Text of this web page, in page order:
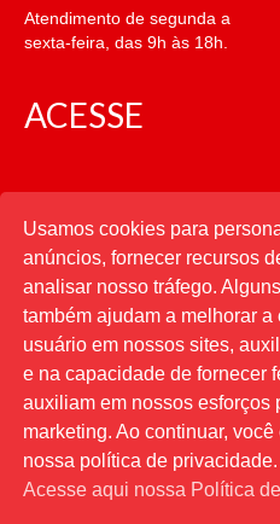
Atendimento de segunda a
sexta-feira, das 9h às 18h.
ACESSE
CATEGORIAS
CATEGORIAS
PESQUISAR
Buscar
por:
Usamos cookies para
anúncios, fornecer recursos
analisar nosso tráfego.
também ajudam a melhorar
usuário em nossos sites,
e na capacidade de fornecer
auxiliam em nossos esforços
marketing. Ao continuar,
nossa política de privacidade.
Acesse aqui nossa Política